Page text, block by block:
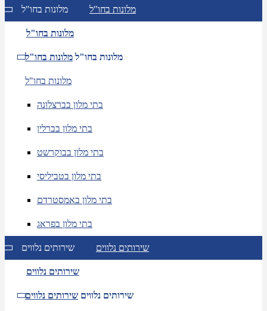
מלונות בחו"ל מלונות בחו"ל
מלונות בחו"ל
מלונות בחו"ל מלונות בחו"ל
מלונות בחו"ל
בתי מלון בברצלונה
בתי מלון בברלין
בתי מלון בבוקרשט
בתי מלון בטביליסי
בתי מלון באמסטרדם
בתי מלון בפראג
שירותים נלווים שירותים נלווים
שירותים נלווים
שירותים נלווים שירותים נלווים